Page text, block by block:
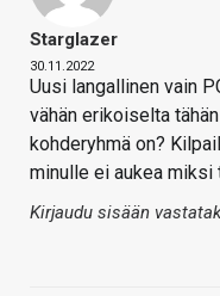
Starglazer
30.11.2022
Uusi langallinen vain
vähän erikoiselta
kohderyhmä on?
minulle ei aukea miksi
Kirjaudu sisään